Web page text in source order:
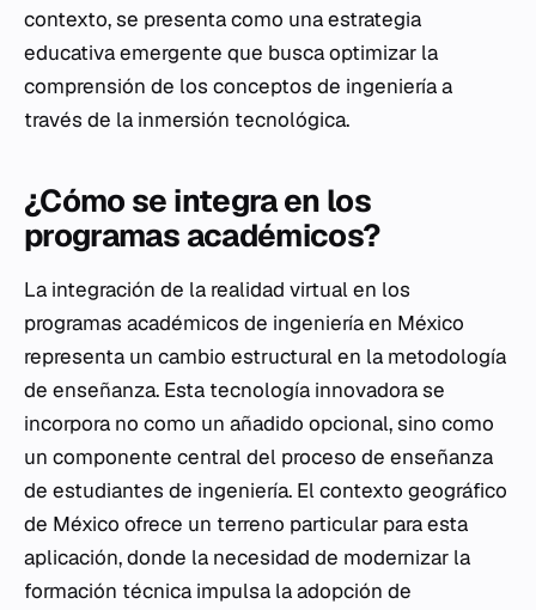
contexto, se presenta como una estrategia
educativa emergente que busca optimizar la
comprensión de los conceptos de ingeniería a
través de la inmersión tecnológica.
¿Cómo se integra en los
programas académicos?
La integración de la realidad virtual en los
programas académicos de ingeniería en México
representa un cambio estructural en la metodología
de enseñanza. Esta tecnología innovadora se
incorpora no como un añadido opcional, sino como
un componente central del proceso de enseñanza
de estudiantes de ingeniería. El contexto geográfico
de México ofrece un terreno particular para esta
aplicación, donde la necesidad de modernizar la
formación técnica impulsa la adopción de